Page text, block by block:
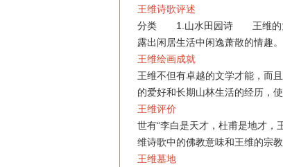
王维诗歌评述
分类 1.山水田园诗 王维的大
露出闲居生活中闲逸萧散的情趣
王维绘画成就
王维不但有卓越的文学才能，而
的爱好和长期山林生活的经历，
王维评价
世有“李白是天才，杜甫是地才，
维诗歌中的佛教意味和王维的宗
王维墓地